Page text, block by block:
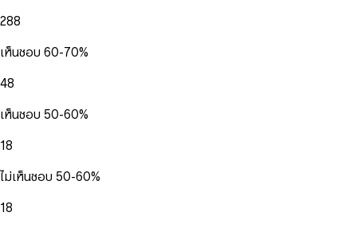
288
เห็นชอบ 60-70%
48
เห็นชอบ 50-60%
18
ไม่เห็นชอบ 50-60%
18